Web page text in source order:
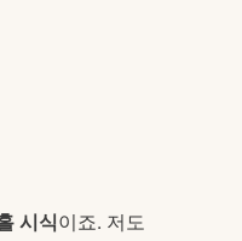
시식이죠. 저도